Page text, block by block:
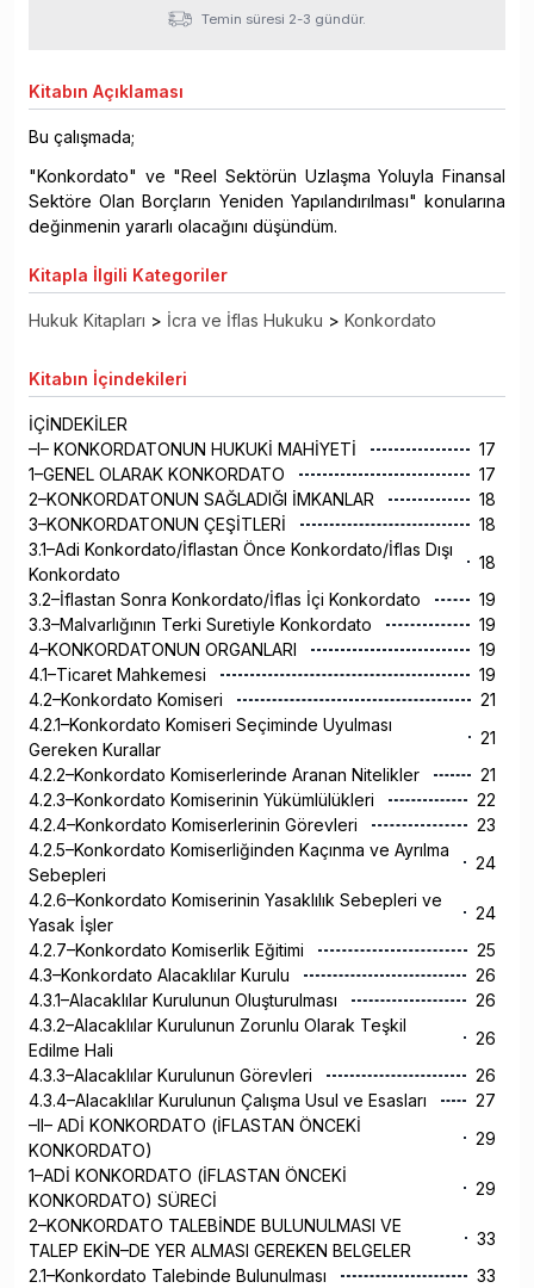
Temin süresi 2-3 gündür.
Kitabın Açıklaması
Bu çalışmada;
"Konkordato" ve "Reel Sektörün Uzlaşma Yoluyla Finansal
Sektöre Olan Borçların Yeniden Yapılandırılması" konularına
değinmenin yararlı olacağını düşündüm.
Kitapla İlgili Kategoriler
Hukuk Kitapları > İcra ve İflas Hukuku > Konkordato
Kitabın İçindekileri
İÇİNDEKİLER
–I– KONKORDATONUN HUKUKİ MAHİYETİ
17
1–GENEL OLARAK KONKORDATO
17
2–KONKORDATONUN SAĞLADIĞI İMKANLAR
18
3–KONKORDATONUN ÇEŞİTLERİ
18
3.1–Adi Konkordato/İflastan Önce Konkordato/İflas Dışı
Konkordato
18
3.2–İflastan Sonra Konkordato/İflas İçi Konkordato
19
3.3–Malvarlığının Terki Suretiyle Konkordato
19
4–KONKORDATONUN ORGANLARI
19
4.1–Ticaret Mahkemesi
19
4.2–Konkordato Komiseri
21
4.2.1–Konkordato Komiseri Seçiminde Uyulması
Gereken Kurallar
21
4.2.2–Konkordato Komiserlerinde Aranan Nitelikler
21
4.2.3–Konkordato Komiserinin Yükümlülükleri
22
4.2.4–Konkordato Komiserlerinin Görevleri
23
4.2.5–Konkordato Komiserliğinden Kaçınma ve Ayrılma
Sebepleri
24
4.2.6–Konkordato Komiserinin Yasaklılık Sebepleri ve
Yasak İşler
24
4.2.7–Konkordato Komiserlik Eğitimi
25
4.3–Konkordato Alacaklılar Kurulu
26
4.3.1–Alacaklılar Kurulunun Oluşturulması
26
4.3.2–Alacaklılar Kurulunun Zorunlu Olarak Teşkil
Edilme Hali
26
4.3.3–Alacaklılar Kurulunun Görevleri
26
4.3.4–Alacaklılar Kurulunun Çalışma Usul ve Esasları
27
–II– ADİ KONKORDATO (İFLASTAN ÖNCEKİ
KONKORDATO)
29
1–ADİ KONKORDATO (İFLASTAN ÖNCEKİ
KONKORDATO) SÜRECİ
29
2–KONKORDATO TALEBİNDE BULUNULMASI VE
TALEP EKİN–DE YER ALMASI GEREKEN BELGELER
33
2.1–Konkordato Talebinde Bulunulması
33